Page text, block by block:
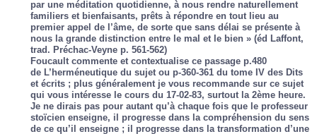
par une méditation quotidienne, à nous rendre naturellement
familiers et bienfaisants, prêts à répondre en tout lieu au
premier appel de l’âme, de sorte que sans délai se présente à
nous la grande distinction entre le mal et le bien » (éd Laffont,
trad. Préchac-Veyne p. 561-562)
Foucault commente et contextualise ce passage p.480
de L’herméneutique du sujetou p-360-361 du tome IV des Dits
et écrits; plus généralement je vous recommande sur ce sujet
qui vous intéresse le cours du 17-02-83, surtout la 2ème heure.
Je ne dirais pas pour autant qu’à chaque fois que le professeur
stoïcien enseigne, il progresse dans la compréhension du sens
de ce qu’il enseigne ; il progresse dans la transformation d’une